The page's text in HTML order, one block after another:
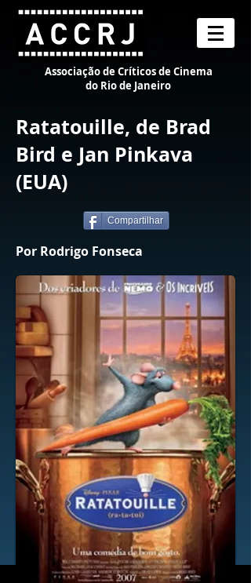
Associação de Críticos de Cinema
do Rio de Janeiro
Ratatouille, de Brad
Bird e Jan Pinkava
(EUA)
Compartilhar
Por Rodrigo Fonseca